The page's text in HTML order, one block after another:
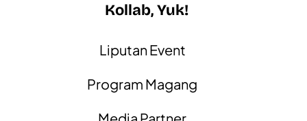
Kollab, Yuk!
Liputan Event
Program Magang